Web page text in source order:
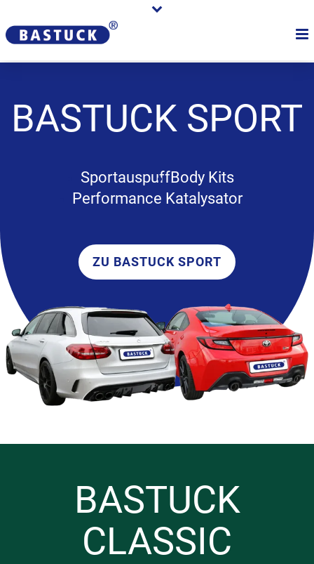
BASTUCK SPORT
SportauspuffBody Kits
Performance Katalysator
ZU BASTUCK SPORT
BASTUCK
CLASSIC